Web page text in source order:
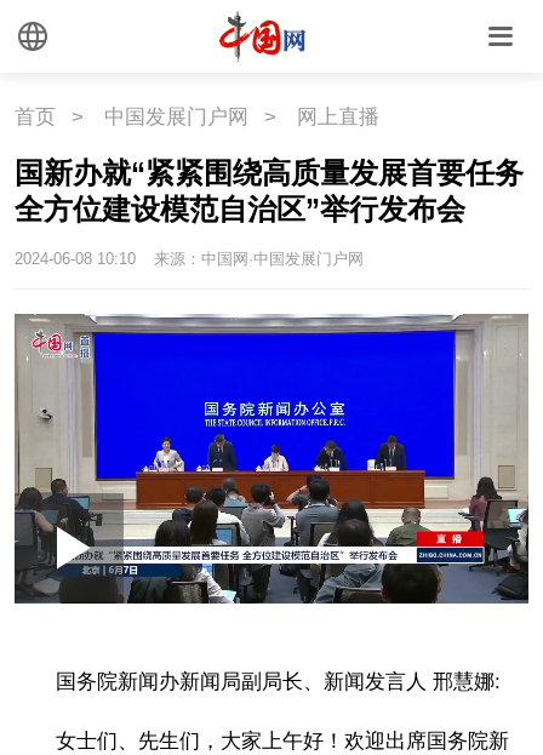
首页 > 中国发展门户网 > 网上直播
国新办就“紧紧围绕高质量发展首要任务
全方位建设模范自治区”举行发布会
2024-06-08 10:10 来源：中国网·中国发展门户网
Play
Play Mute
Loaded
Picture-
in-
Picture
0:00/--:--
国务院新闻办新闻局副局长、新闻发言人 邢慧娜:
女士们、先生们，大家上午好！欢迎出席国务院新